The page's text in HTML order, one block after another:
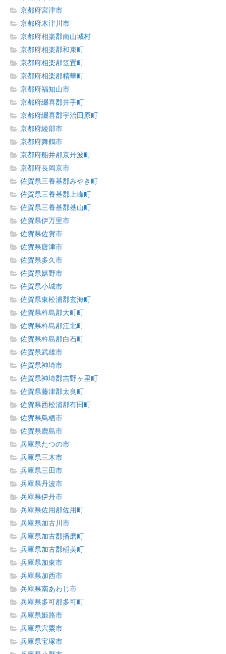
京都府宮津市
京都府木津川市
京都府相楽郡南山城村
京都府相楽郡和束町
京都府相楽郡笠置町
京都府相楽郡精華町
京都府福知山市
京都府綴喜郡井手町
京都府綴喜郡宇治田原町
京都府綾部市
京都府舞鶴市
京都府船井郡京丹波町
京都府長岡京市
佐賀県三養基郡みやき町
佐賀県三養基郡上峰町
佐賀県三養基郡基山町
佐賀県伊万里市
佐賀県佐賀市
佐賀県唐津市
佐賀県多久市
佐賀県嬉野市
佐賀県小城市
佐賀県東松浦郡玄海町
佐賀県杵島郡大町町
佐賀県杵島郡江北町
佐賀県杵島郡白石町
佐賀県武雄市
佐賀県神埼市
佐賀県神埼郡吉野ヶ里町
佐賀県藤津郡太良町
佐賀県西松浦郡有田町
佐賀県鳥栖市
佐賀県鹿島市
兵庫県たつの市
兵庫県三木市
兵庫県三田市
兵庫県丹波市
兵庫県伊丹市
兵庫県佐用郡佐用町
兵庫県加古川市
兵庫県加古郡播磨町
兵庫県加古郡稲美町
兵庫県加東市
兵庫県加西市
兵庫県南あわじ市
兵庫県多可郡多可町
兵庫県姫路市
兵庫県宍粟市
兵庫県宝塚市